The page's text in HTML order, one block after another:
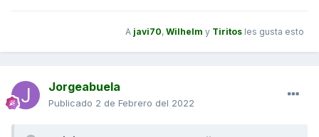
A javi70, Wilhelm y Tiritos les gusta esto
Jorgeabuela
Publicado 2 de Febrero del 2022